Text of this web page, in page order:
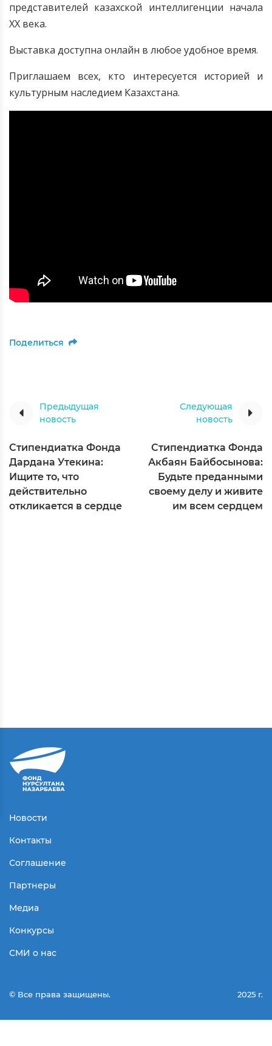
представителей казахской интеллигенции начала
XX века.
Выставка доступна онлайн в любое удобное время.
Приглашаем всех, кто интересуется историей и
культурным наследием Казахстана.
Поделиться
Предыдущая
новость
Стипендиатка Фонда
Дардана Утекина:
Ищите то, что
действительно
откликается в сердце
Следующая
новость
Стипендиатка Фонда
Акбаян Байбосынова:
Будьте преданными
своему делу и живите
им всем сердцем
Новости
Контакты
Соглашение
Партнеры
Медиа
Конкурсы
СМИ о нас
© Все права защищены. 2025 г.